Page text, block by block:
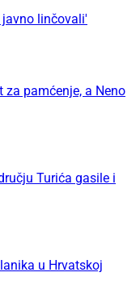
linčovali'
za pamćenje, a Neno
Turića gasile i
u Hrvatskoj